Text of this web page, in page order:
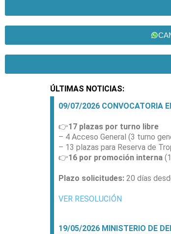
ÚLTIMAS NOTICIAS:
09/07/2026 CONVOCATORIA
👉17 plazas por turno libre
– 4 Acceso General (3 turno
– 13 plazas para Reserva de
👉16 por promoción interna
Plazo solicitudes: 20 días
VER RESOLUCIÓN
19/05/2026 MINISTERIO DE